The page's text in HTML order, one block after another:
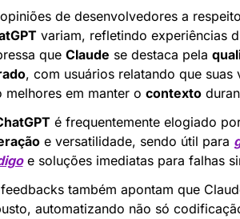
de desenvolvedores a
variam, refletindo experiências
que Claude se destaca pela
, com usuários relatando que suas
melhores em manter o contexto
é frequentemente elogiado
e versatilidade, sendo útil para
e soluções imediatas para falhas
também apontam que